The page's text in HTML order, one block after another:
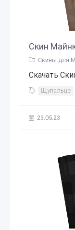
Скин
Скины для
Скачать
Щупальце
23.05.23